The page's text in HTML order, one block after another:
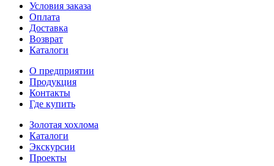
Условия заказа
Оплата
Доставка
Возврат
Каталоги
О предприятии
Продукция
Контакты
Где купить
Золотая хохлома
Каталоги
Экскурсии
Проекты